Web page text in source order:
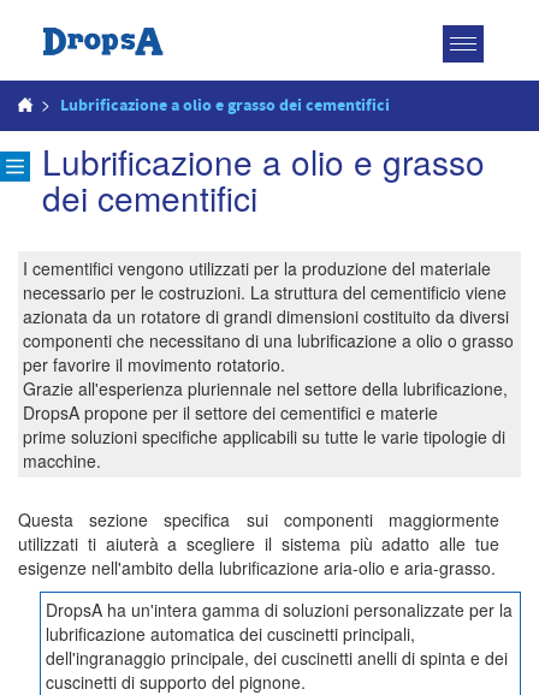
Attiva
> Lubrificazione a olio e grasso dei cementifici
Lubrificazione a olio e grasso
dei cementifici
I cementifici vengono utilizzati per la produzione del materiale
necessario per le costruzioni. La struttura del cementificio viene
azionata da un rotatore di grandi dimensioni costituito da diversi
componenti che necessitano di una lubrificazione a olio o grasso
per favorire il movimento rotatorio.
Grazie all'esperienza pluriennale nel settore della lubrificazione,
DropsA propone per il settore dei cementifici e materie
prime soluzioni specifiche applicabili su tutte le varie tipologie di
macchine.
Questa sezione specifica sui componenti maggiormente
utilizzati ti aiuterà a scegliere il sistema più adatto alle tue
esigenze nell'ambito della lubrificazione aria-olio e aria-grasso.
DropsA ha un'intera gamma di soluzioni personalizzate per la
lubrificazione automatica dei cuscinetti principali,
dell'ingranaggio principale, dei cuscinetti anelli di spinta e dei
cuscinetti di supporto del pignone.